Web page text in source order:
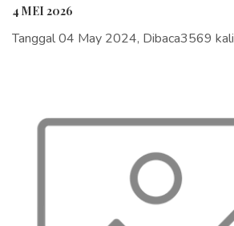
4 MEI 2026
Tanggal 04 May 2024, Dibaca3569 kali